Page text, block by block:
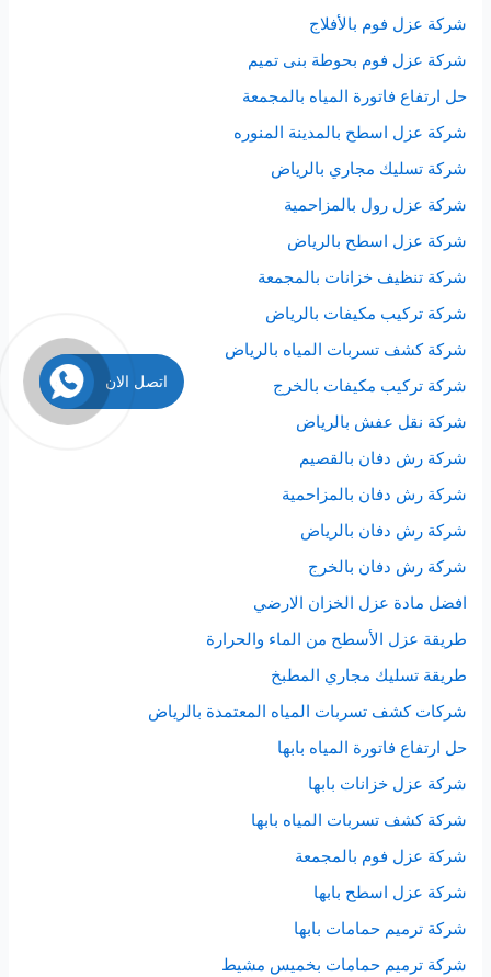
شركة عزل فوم بالأفلاج
شركة عزل فوم بحوطة بنى تميم
حل ارتفاع فاتورة المياه بالمجمعة
شركة عزل اسطح بالمدينة المنوره
شركة تسليك مجاري بالرياض
شركة عزل رول بالمزاحمية
شركة عزل اسطح بالرياض
شركة تنظيف خزانات بالمجمعة
شركة تركيب مكيفات بالرياض
شركة كشف تسربات المياه بالرياض
شركة تركيب مكيفات بالخرج
شركة نقل عفش بالرياض
شركة رش دفان بالقصيم
شركة رش دفان بالمزاحمية
شركة رش دفان بالرياض
شركة رش دفان بالخرج
افضل مادة عزل الخزان الارضي
طريقة عزل الأسطح من الماء والحرارة
طريقة تسليك مجاري المطبخ
شركات كشف تسربات المياه المعتمدة بالرياض
حل ارتفاع فاتورة المياه بابها
شركة عزل خزانات بابها
شركة كشف تسربات المياه بابها
شركة عزل فوم بالمجمعة
شركة عزل اسطح بابها
شركة ترميم حمامات بابها
شركة ترميم حمامات بخميس مشيط
اتصل الان